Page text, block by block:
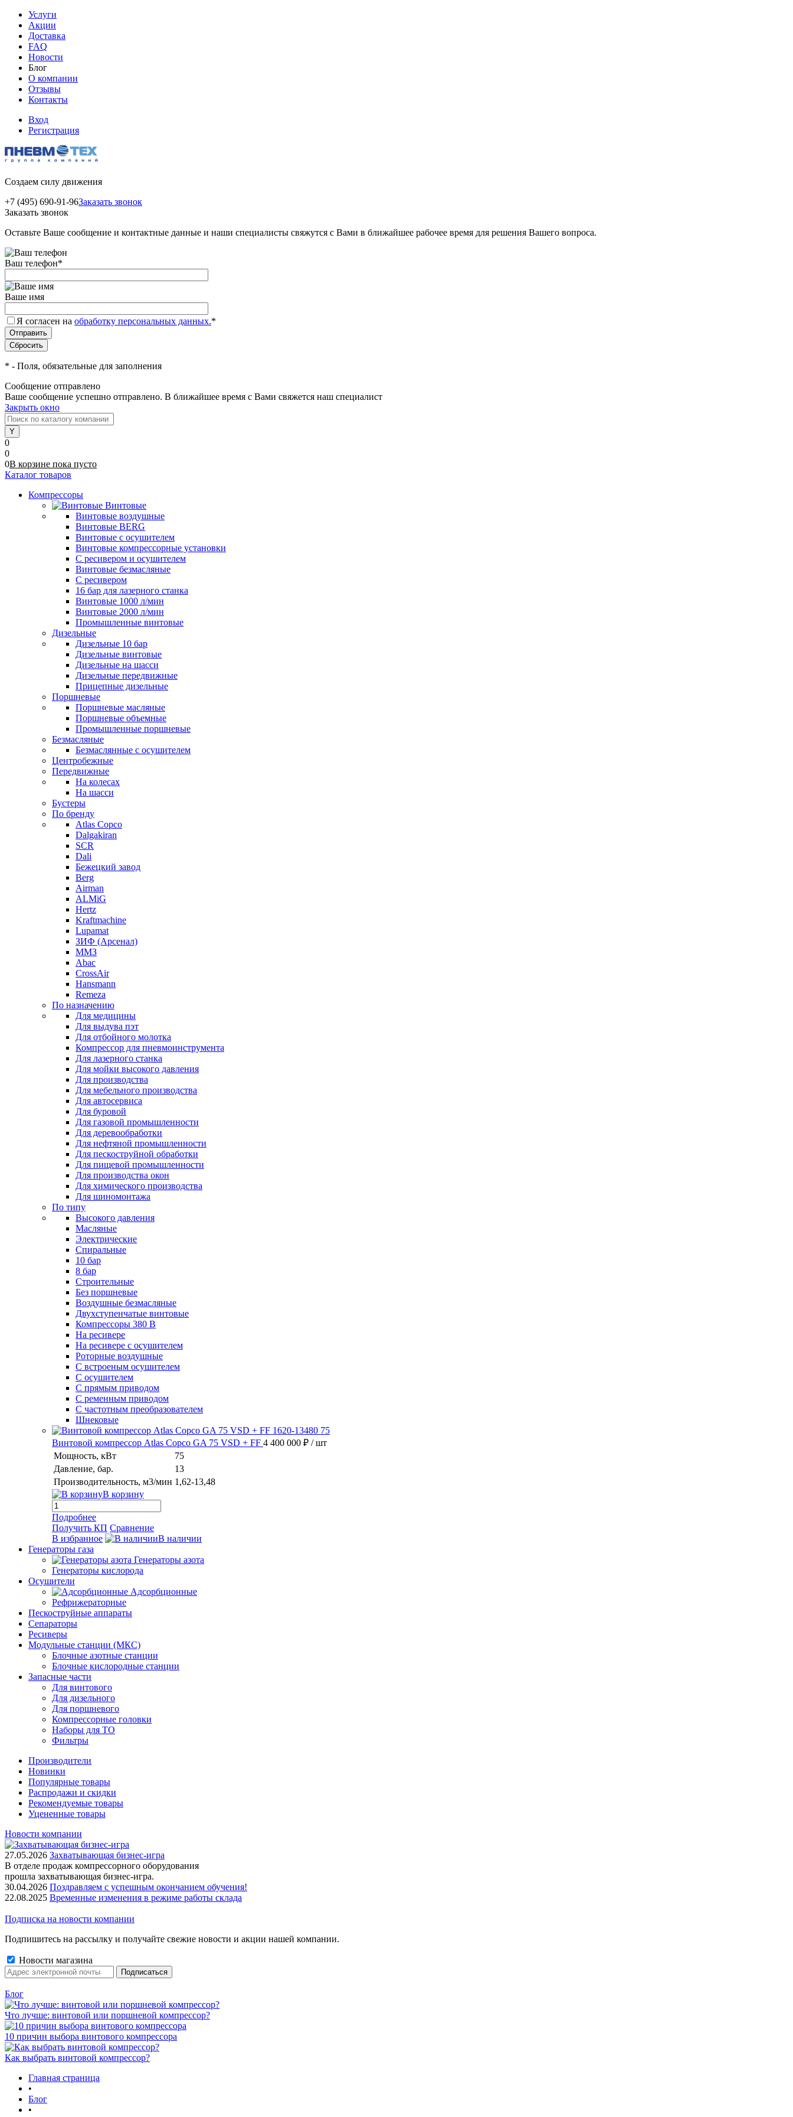
Услуги
Акции
Доставка
FAQ
Новости
Блог
О компании
Отзывы
Контакты
Вход
Регистрация
Создаем силу движения
+7 (495) 690-91-96Заказать звонок
Заказать звонок
Оставьте Ваше сообщение и контактные данные и наши специалисты свяжутся с Вами в ближайшее рабочее время для решения Вашего вопроса.
Ваш телефон*
Ваше имя
Я согласен на обработку персональных данных.*
* - Поля, обязательные для заполнения
Сообщение отправлено
Ваше сообщение успешно отправлено. В ближайшее время с Вами свяжется наш специалист
Закрыть окно
0
0
0В корзине пока пусто
Каталог товаров
Компрессоры
Винтовые
Винтовые воздушные
Винтовые BERG
Винтовые с осушителем
Винтовые компрессорные установки
C ресивером и осушителем
Винтовые безмасляные
C ресивером
16 бар для лазерного станка
Винтовые 1000 л/мин
Винтовые 2000 л/мин
Промышленные винтовые
Дизельные
Дизельные 10 бар
Дизельные винтовые
Дизельные на шасси
Дизельные передвижные
Прицепные дизельные
Поршневые
Поршневые масляные
Поршневые объемные
Промышленные поршневые
Безмасляные
Безмаслянные с осушителем
Центробежные
Передвижные
На колесах
На шасси
Бустеры
По бренду
Atlas Copco
Dalgakiran
SCR
Dali
Бежецкий завод
Berg
Airman
ALMiG
Hertz
Kraftmachine
Lupamat
ЗИФ (Арсенал)
ММЗ
Abac
CrossAir
Hansmann
Remeza
По назначению
Для медицины
Для выдува пэт
Для отбойного молотка
Компрессор для пневмоинструмента
Для лазерного станка
Для мойки высокого давления
Для производства
Для мебельного производства
Для автосервиса
Для буровой
Для газовой промышленности
Для деревообработки
Для нефтяной промышленности
Для пескоструйной обработки
Для пищевой промышленности
Для производства окон
Для химического производства
Для шиномонтажа
По типу
Высокого давления
Масляные
Электрические
Спиральные
10 бар
8 бар
Cтроительные
Без поршневые
Воздушные безмасляные
Двухступенчатые винтовые
Компрессоры 380 В
На ресивере
На ресивере с осушителем
Роторные воздушные
С встроеным осушителем
С осушителем
С прямым приводом
С ременным приводом
С частотным преобразователем
Шнековые
Винтовой компрессор Atlas Copco GA 75 VSD + FF 4 400 000 ₽ / шт
Мощность, кВт
75
Давление, бар.
13
Производительность, м3/мин 1,62-13,48
В корзину
Подробнее
Получить КП Сравнение
В избранное
В наличии
Генераторы газа
Генераторы азота
Генераторы кислорода
Осушители
Адсорбционные
Рефрижераторные
Пескоструйные аппараты
Сепараторы
Ресиверы
Модульные станции (МКС)
Блочные азотные станции
Блочные кислородные станции
Запасные части
Для винтового
Для дизельного
Для поршневого
Компрессорные головки
Наборы для ТО
Фильтры
Производители
Новинки
Популярные товары
Распродажи и скидки
Рекомендуемые товары
Уцененные товары
Новости компании
27.05.2026 Захватывающая бизнес-игра
В отделе продаж компрессорного оборудования
прошла захватывающая бизнес-игра.
30.04.2026 Поздравляем с успешным окончанием обучения!
22.08.2025 Временные изменения в режиме работы склада
Подписка на новости компании
Подпишитесь на рассылку и получайте свежие новости и акции нашей компании.
Новости магазина
Блог
Что лучше: винтовой или поршневой компрессор?
10 причин выбора винтового компрессора
Как выбрать винтовой компрессор?
Главная страница
•
Блог
•